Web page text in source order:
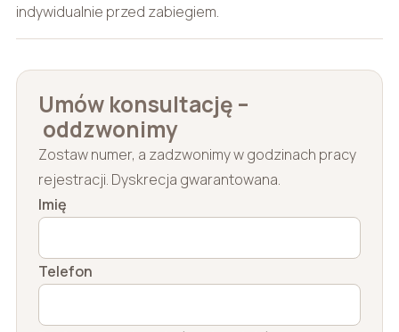
indywidualnie przed zabiegiem.
Umów konsultację –
oddzwonimy
Zostaw numer, a zadzwonimy w godzinach pracy
rejestracji. Dyskrecja gwarantowana.
Imię
Telefon